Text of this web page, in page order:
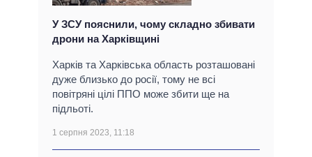
У ЗСУ пояснили, чому складно збивати
дрони на Харківщині
Харків та Харківська область розташовані
дуже близько до росії, тому не всі
повітряні цілі ППО може збити ще на
підльоті.
1 серпня 2023, 11:18